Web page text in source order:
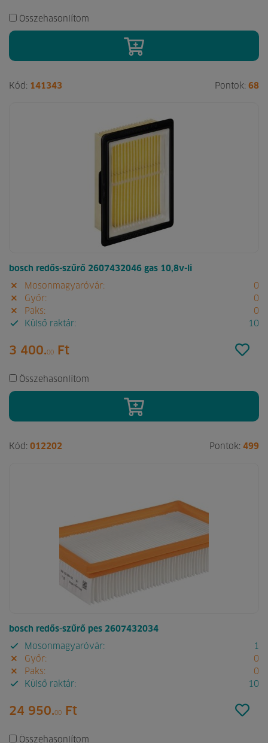
Összehasonlítom
Kód: 141343 Pontok: 68
bosch redős-szűrő 2607432046 gas 10,8v-li
Mosonmagyaróvár:
0
Győr:
0
Paks:
0
Külső raktár:
10
3 400.00 Ft
Összehasonlítom
Kód: 012202 Pontok: 499
bosch redős-szűrő pes 2607432034
Mosonmagyaróvár:
1
Győr:
0
Paks:
0
Külső raktár:
10
24 950.00 Ft
Összehasonlítom